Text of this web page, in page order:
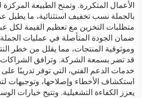
الأعمال المتكررة. وتمنح الطبيعة
بالجملة نسب تخفيف استثنائية، ما يطيل
متطلبات التخزين مع تعظيم القيمة لكل
ضمان الجودة المتأصلة في عمليات
وموثوقية المنتجات، مما يقلل من خطر
قد تضر بسمعة الشركة. وترافق
خدمات الدعم الفني، التي توفر تدريبًا
استكشاف الأخطاء وإصلاحها، وتوجيهات
يعزز الكفاءة التشغيلية. وتتيح خيارات